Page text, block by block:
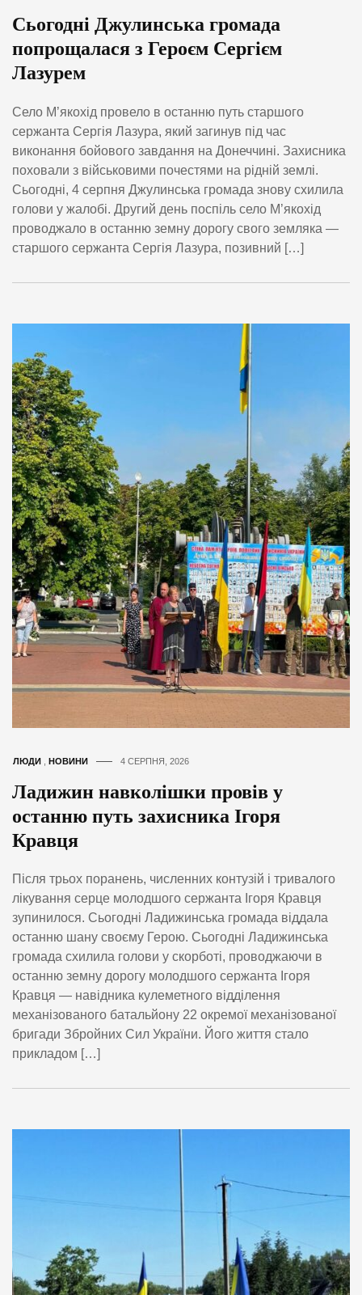
Сьогодні Джулинська громада
попрощалася з Героєм Сергієм
Лазурем
Село М’якохід провело в останню путь старшого
сержанта Сергія Лазура, який загинув під час
виконання бойового завдання на Донеччині. Захисника
поховали з військовими почестями на рідній землі.
Сьогодні, 4 серпня Джулинська громада знову схилила
голови у жалобі. Другий день поспіль село М’якохід
проводжало в останню земну дорогу свого земляка —
старшого сержанта Сергія Лазура, позивний […]
ЛЮДИ НОВИНИ 4 СЕРПНЯ, 2026
Ладижин навколішки провів у
останню путь захисника Ігоря
Кравця
Після трьох поранень, численних контузій і тривалого
лікування серце молодшого сержанта Ігоря Кравця
зупинилося. Сьогодні Ладижинська громада віддала
останню шану своєму Герою. Сьогодні Ладижинська
громада схилила голови у скорботі, проводжаючи в
останню земну дорогу молодшого сержанта Ігоря
Кравця — навідника кулеметного відділення
механізованого батальйону 22 окремої механізованої
бригади Збройних Сил України. Його життя стало
прикладом […]